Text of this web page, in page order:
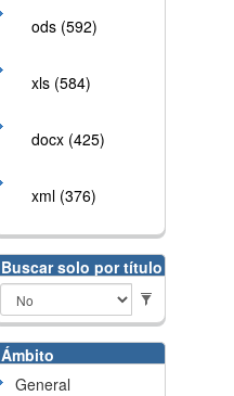
ods (592)
xls (584)
docx (425)
xml (376)
Buscar solo por título
Ámbito
General